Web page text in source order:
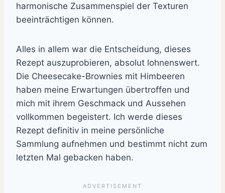
harmonische Zusammenspiel der Texturen
beeinträchtigen können.
Alles in allem war die Entscheidung, dieses
Rezept auszuprobieren, absolut lohnenswert.
Die Cheesecake-Brownies mit Himbeeren
haben meine Erwartungen übertroffen und
mich mit ihrem Geschmack und Aussehen
vollkommen begeistert. Ich werde dieses
Rezept definitiv in meine persönliche
Sammlung aufnehmen und bestimmt nicht zum
letzten Mal gebacken haben.